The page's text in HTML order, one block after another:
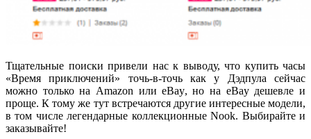
Тщательные поиски привели нас к выводу, что купить часы
«Время приключений» точь-в-точь как у Дэдпула сейчас
можно только на Amazon или eBay, но на eBay дешевле и
проще. К тому же тут встречаются другие интересные модели,
в том числе легендарные коллекционные Nook. Выбирайте и
заказывайте!